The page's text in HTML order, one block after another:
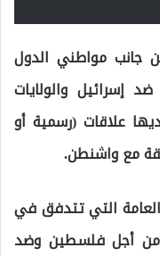
جانب مواطني الدول
إسرائيل والولايات
علاقات (رسمية أو
مع واشنطن.
التي تتدفق في
من أجل فلسطين وضد